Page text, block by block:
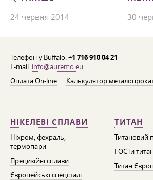
24 червня 2014 30
Телефон у Buffalo:+1 716 910 04 21
E-mail: info@auremo.eu
Оплата On-line
Калькулятор
НІКЕЛЕВІ СПЛАВИ
Ніхром, фехраль,
термопари
Прецизійні сплави
Європейські спецсталі
ТИТАН
Титановий
ГОСТи
Титан